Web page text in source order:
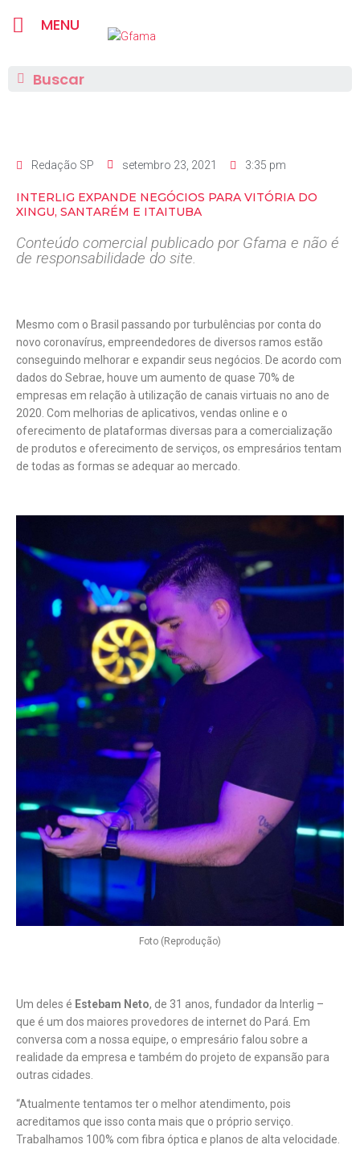
MENU
Redação SP setembro 23, 2021 3:35 pm
INTERLIG EXPANDE NEGÓCIOS PARA VITÓRIA DO
XINGU, SANTARÉM E ITAITUBA
Conteúdo comercial publicado por Gfama e não é
de responsabilidade do site.
Mesmo com o Brasil passando por turbulências por conta do
novo coronavírus, empreendedores de diversos ramos estão
conseguindo melhorar e expandir seus negócios. De acordo com
dados do Sebrae, houve um aumento de quase 70% de
empresas em relação à utilização de canais virtuais no ano de
2020. Com melhorias de aplicativos, vendas online e o
oferecimento de plataformas diversas para a comercialização
de produtos e oferecimento de serviços, os empresários tentam
de todas as formas se adequar ao mercado.
Foto (Reprodução)
Um deles é Estebam Neto, de 31 anos, fundador da Interlig –
que é um dos maiores provedores de internet do Pará. Em
conversa com a nossa equipe, o empresário falou sobre a
realidade da empresa e também do projeto de expansão para
outras cidades.
“Atualmente tentamos ter o melhor atendimento, pois
acreditamos que isso conta mais que o próprio serviço.
Trabalhamos 100% com fibra óptica e planos de alta velocidade.